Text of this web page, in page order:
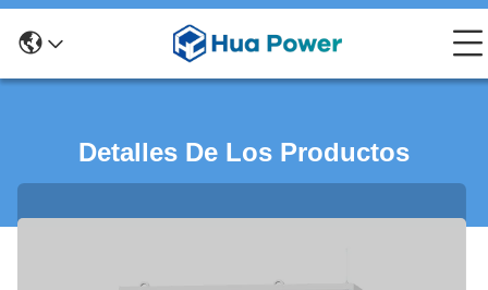
Detalles De Los Productos